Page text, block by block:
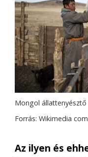
Mongol állattenyésztő
Forrás: Wikimedia
Az ilyen és